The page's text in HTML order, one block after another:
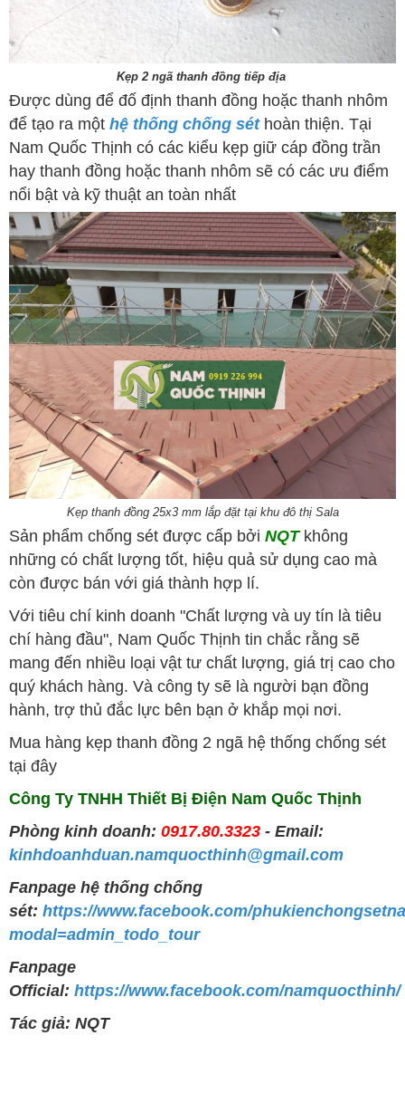
Kẹp 2 ngã thanh đồng tiếp địa
Được dùng để đố định thanh đồng hoặc thanh nhôm
để tạo ra một hệ thống chống séthoàn thiện. Tại
Nam Quốc Thịnh có các kiểu kẹp giữ cáp đồng trần
hay thanh đồng hoặc thanh nhôm sẽ có các ưu điểm
nổi bật và kỹ thuật an toàn nhất
Kẹp thanh đồng 25x3 mm lắp đặt tại khu đô thị Sala
Sản phẩm chống sét được cấp bởi NQT không
những có chất lượng tốt, hiệu quả sử dụng cao mà
còn được bán với giá thành hợp lí.
Với tiêu chí kinh doanh "Chất lượng và uy tín là tiêu
chí hàng đầu", Nam Quốc Thịnh tin chắc rằng sẽ
mang đến nhiều loại vật tư chất lượng, giá trị cao cho
quý khách hàng. Và công ty sẽ là người bạn đồng
hành, trợ thủ đắc lực bên bạn ở khắp mọi nơi.
Mua hàng kẹp thanh đồng 2 ngã hệ thống chống sét
tại đây
Công Ty TNHH Thiết Bị Điện Nam Quốc Thịnh
Phòng kinh doanh: 0917.80.3323 - Email:
kinhdoanhduan.namquocthinh@gmail.com
Fanpage hệ thống chống
sét: https://www.facebook.com/
modal=admin_todo_tour
Fanpage
Official: https://www.facebook.com/namquocthinh/
Tác giả: NQT